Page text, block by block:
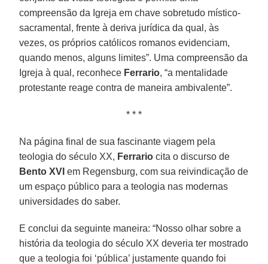
compreensão da Igreja em chave sobretudo místico-
sacramental, frente à deriva jurídica da qual, às
vezes, os próprios católicos romanos evidenciam,
quando menos, alguns limites”. Uma compreensão da
Igreja à qual, reconhece Ferrario, “a mentalidade
protestante reage contra de maneira ambivalente”.
* * *
Na página final de sua fascinante viagem pela
teologia do século XX, Ferrario cita o discurso de
Bento XVI em Regensburg, com sua reivindicação de
um espaço público para a teologia nas modernas
universidades do saber.
E conclui da seguinte maneira: “Nosso olhar sobre a
história da teologia do século XX deveria ter mostrado
que a teologia foi ‘pública’ justamente quando foi